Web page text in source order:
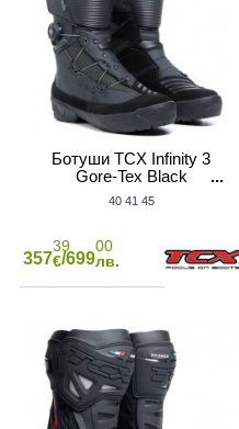
Ботуши TCX Infinity 3
Gore-Tex Black
40 41 45
357
39
€/699
00
лв.